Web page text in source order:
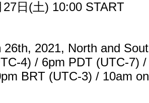
27日 (土) 10:00 START
26th, 2021, North and
4) / 6pm PDT (UTC-7)
BRT (UTC-3) / 10am